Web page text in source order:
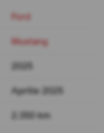
Ford
Mustang
2025
Aprilie 2025
2.350 km